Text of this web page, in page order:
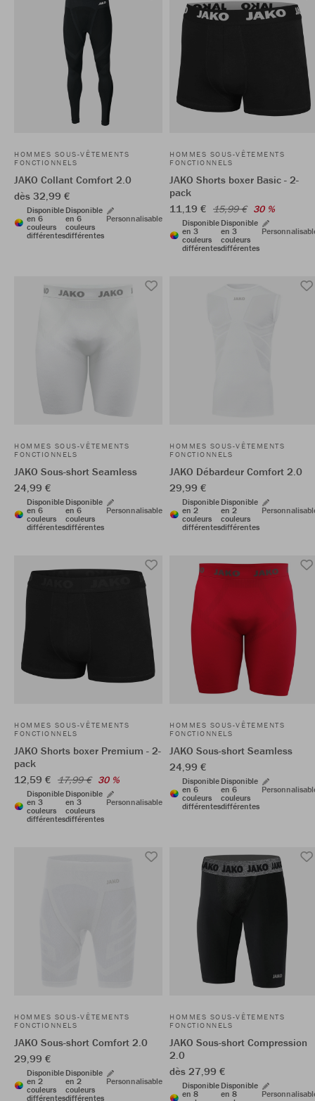
HOMMES SOUS-VÊTEMENTS
FONCTIONNELS
JAKO Collant Comfort 2.0
dès 32,99 €
Disponible
en 6
couleurs
différentes
Disponible
en 6
couleurs
différentes
Personnalisable
HOMMES SOUS-VÊTEMENTS
FONCTIONNELS
JAKO Shorts boxer Basic - 2-
pack
11,19 € 15,99 € 30 %
Disponible
en 3
couleurs
différentes
Disponible
en 3
couleurs
différentes
HOMMES SOUS-VÊTEMENTS
FONCTIONNELS
JAKO Sous-short Seamless
24,99 €
Disponible
en 6
couleurs
différentes
Disponible
en 6
couleurs
différentes
Personnalisable
HOMMES SOUS-VÊTEMENTS
FONCTIONNELS
JAKO Débardeur Comfort 2.0
29,99 €
Disponible
en 2
couleurs
différentes
Disponible
en 2
couleurs
différentes
HOMMES SOUS-VÊTEMENTS
FONCTIONNELS
JAKO Shorts boxer Premium - 2-
pack
12,59 € 17,99 € 30 %
Disponible
en 3
couleurs
différentes
Disponible
en 3
couleurs
différentes
Personnalisable
HOMMES SOUS-VÊTEMENTS
FONCTIONNELS
JAKO Sous-short Seamless
24,99 €
Disponible
en 6
couleurs
différentes
Disponible
en 6
couleurs
différentes
HOMMES SOUS-VÊTEMENTS
FONCTIONNELS
JAKO Sous-short Comfort 2.0
29,99 €
Disponible
en 2
couleurs
différentes
Disponible
en 2
couleurs
différentes
Personnalisable
HOMMES SOUS-VÊTEMENTS
FONCTIONNELS
JAKO Sous-short Compression
2.0
dès 27,99 €
Disponible
en 8
Disponible
en 8